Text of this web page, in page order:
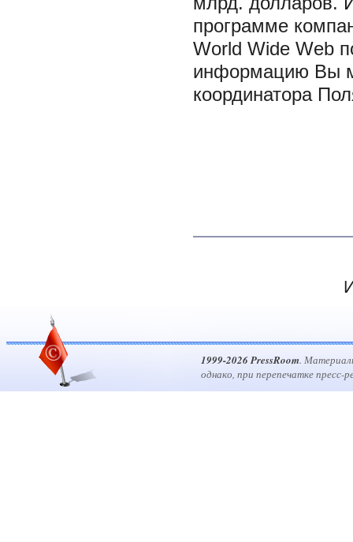
программе
World Wide Web
информацию Вы
координатора
1999-2026 PressRoom.
однако, при перепечатке пресс-